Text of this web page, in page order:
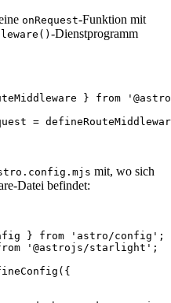
onRequest-Funktion mit
-Dienstprogramm
} from '
=
mit, wo sich
Datei befindet:
} from ' astro/config ' ;
' @astrojs/starlight ' ;
({